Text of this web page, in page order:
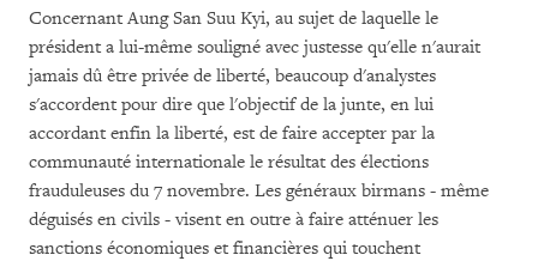
Concernant Aung San Suu Kyi, au sujet de laquelle le
président a lui-même souligné avec justesse qu'elle n'aurait
jamais dû être privée de liberté, beaucoup d'analystes
s'accordent pour dire que l'objectif de la junte, en lui
accordant enfin la liberté, est de faire accepter par la
communauté internationale le résultat des élections
frauduleuses du 7 novembre. Les généraux birmans - même
déguisés en civils - visent en outre à faire atténuer les
sanctions économiques et financières qui touchent